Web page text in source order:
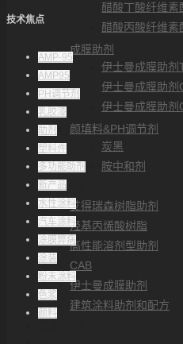
醋酸丁酸纤维素
醋酸丙酸纤维素
成膜助剂
伊士曼成膜助剂
伊士曼成膜助剂
伊士曼成膜助剂
颜填料&PH调节剂
炭黑
胺中和剂
解决方案
艾得瑞森树脂助剂
羟基丙烯酸树脂
高性能溶剂型助剂
CAB
伊士曼成膜助剂
建筑涂料助剂和配方
技术焦点
AMP-95
AMP95
PH调节剂
乳胶漆
助剂
塑料件
多功能助剂
新产品
水性涂料
汽车涂料
涂膜弊病
涂装
粉末涂料
色浆
颜料